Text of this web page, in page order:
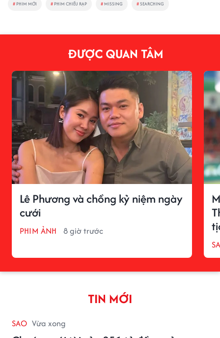
# PHIM MỚI # PHIM CHIẾU RẠP # MISSING #SEARCHING
ĐƯỢC QUAN TÂM
Lê Phương và chồng kỷ niệm ngày
cưới
PHIM ẢNH 8 giờ trước
TIN MỚI
SAO Vừa xong